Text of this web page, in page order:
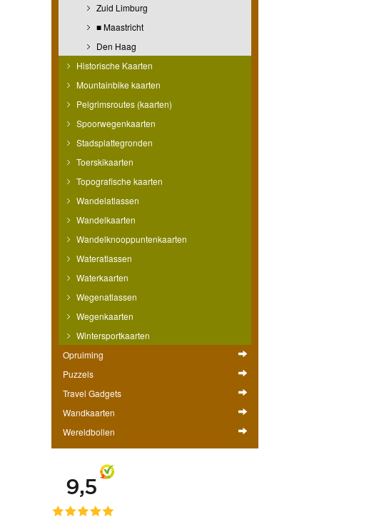
Zuid Limburg
■ Maastricht
Den Haag
Historische Kaarten
Mountainbike kaarten
Pelgrimsroutes (kaarten)
Spoorwegenkaarten
Stadsplattegronden
Toerskikaarten
Topografische kaarten
Wandelatlassen
Wandelkaarten
Wandelknooppuntenkaarten
Wateratlassen
Waterkaarten
Wegenatlassen
Wegenkaarten
Wintersportkaarten
Opruiming
Puzzels
Travel Gadgets
Wandkaarten
Wereldbollen